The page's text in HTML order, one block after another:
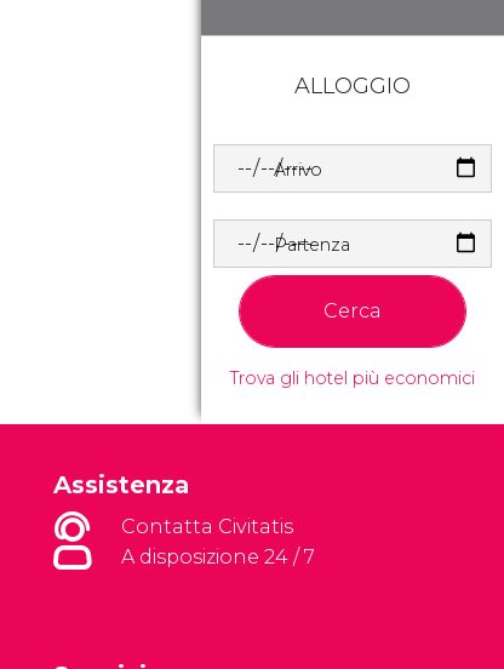
ALLOGGIO
Arrivo
Partenza
Cerca
Trova gli hotel più economici
Assistenza
Contatta Civitatis
A disposizione 24 / 7